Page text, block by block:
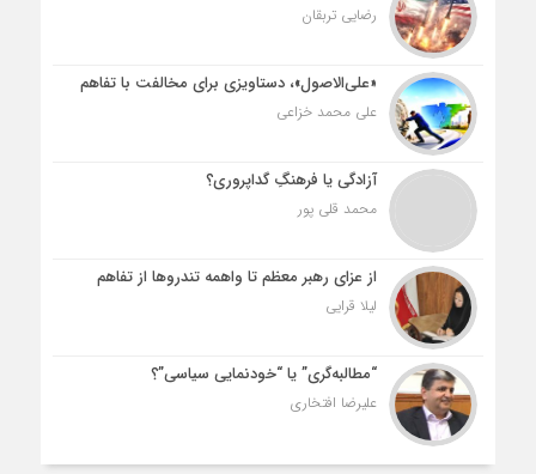
رضایی تربقان
«علی‌الاصول»، دستاویزی برای مخالفت با تفاهم
علی محمد خزاعی
آزادگی یا فرهنگِ گداپروری؟
محمد قلی پور
از عزای رهبر معظم تا واهمه تندروها از تفاهم
لیلا قرایی
“مطالبه‌گری” یا “خودنمایی سیاسی”؟
علیرضا افتخاری